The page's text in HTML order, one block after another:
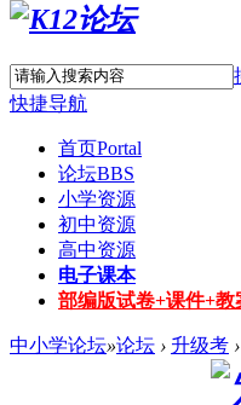
快捷导航
首页Portal
论坛BBS
小学资源
初中资源
高中资源
电子课本
部编版试卷+课件+教
中小学论坛»论坛 › 升级考 ›